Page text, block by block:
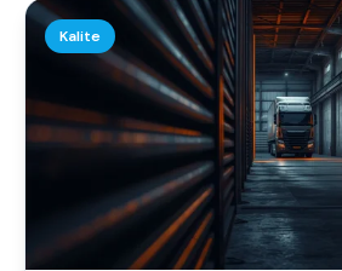
Kalite